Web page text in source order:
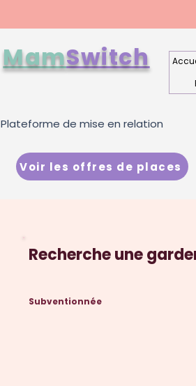
MamSwitch
Plateforme de mise en relation
Voir les offres de places
Recherche une
Subventionnée